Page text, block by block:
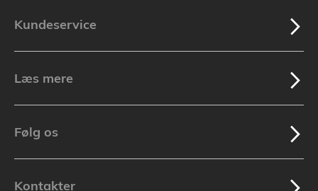
Kundeservice
Læs mere
Følg os
Kontakter